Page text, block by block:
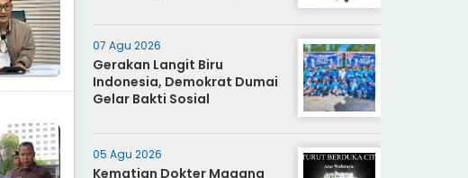
07 Agu 2026
Gerakan Langit Biru
Indonesia, Demokrat Dumai
Gelar Bakti Sosial
05 Agu 2026
Kematian Dokter Magang